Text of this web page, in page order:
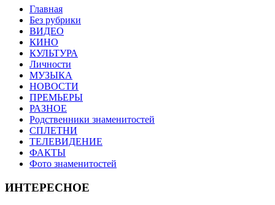
Главная
Без рубрики
ВИДЕО
КИНО
КУЛЬТУРА
Личности
МУЗЫКА
НОВОСТИ
ПРЕМЬЕРЫ
РАЗНОЕ
Родственники знаменитостей
СПЛЕТНИ
ТЕЛЕВИДЕНИЕ
ФАКТЫ
Фото знаменитостей
ИНТЕРЕСНОЕ